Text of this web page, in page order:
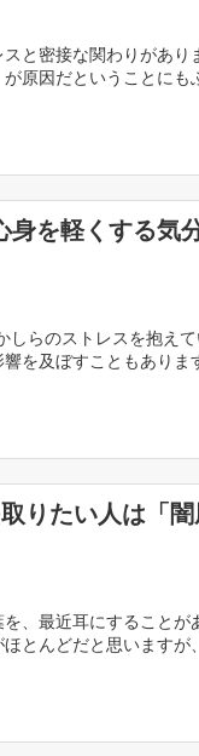
と密接な関わりがあり
原因だということにも
を軽くする気
らのストレスを抱えて
を及ぼすこともありま
りたい人は「闇
、最近耳にすることが
とんどだと思いますが